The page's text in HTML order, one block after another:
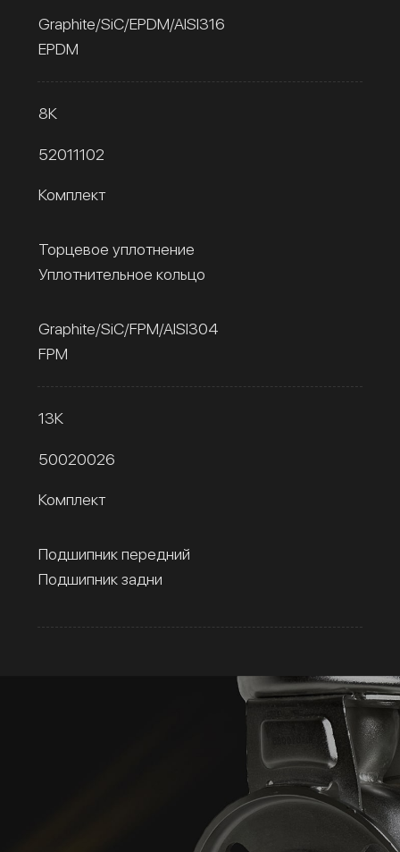
Graphite/SiC/EPDM/AISI316
EPDM
8К
52011102
Комплект
Торцевое уплотнение
Уплотнительное кольцо
Graphite/SiC/FPM/AISI304
FPM
13К
50020026
Комплект
Подшипник передний
Подшипник задни